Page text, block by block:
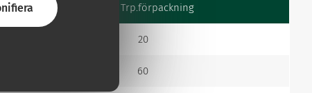
Antal/Trp.förpackning
20
60